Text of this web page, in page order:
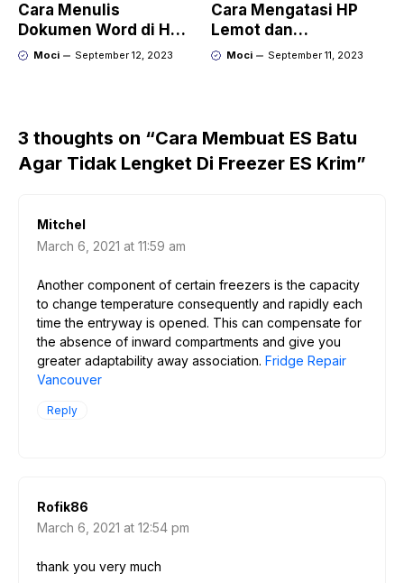
Cara Menulis
Dokumen Word di HP
dan tips agar lebih Pro
Moci September 12, 2023
Cara Mengatasi HP
Lemot dan
Meningkatkan
Moci September 11, 2023
3 thoughts on “Cara Membuat ES Batu
Agar Tidak Lengket Di Freezer ES Krim”
Mitchel
March 6, 2021 at 11:59 am
Another component of certain freezers is the capacity
to change temperature consequently and rapidly each
time the entryway is opened. This can compensate for
the absence of inward compartments and give you
greater adaptability away association. Fridge Repair
Vancouver
Reply
Rofik86
March 6, 2021 at 12:54 pm
thank you very much